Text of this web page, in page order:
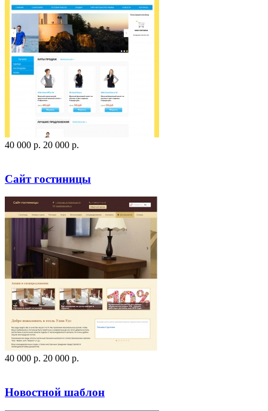
40 000 p. 20 000 p.
Сайт гостиницы
40 000 p. 20 000 p.
Новостной шаблон